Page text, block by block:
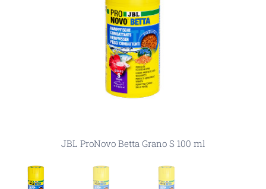
JBL ProNovo Betta Grano S 100 ml
JBL ProNovo Betta Grano S 100 ml
JBL ProNovo Betta Grano S 100 ml